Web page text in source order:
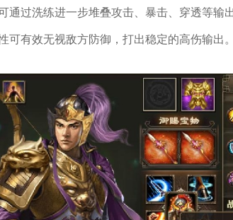
通过洗练进一步堆叠攻击、暴击、穿透等输
可有效无视敌方防御，打出稳定的高伤输出。